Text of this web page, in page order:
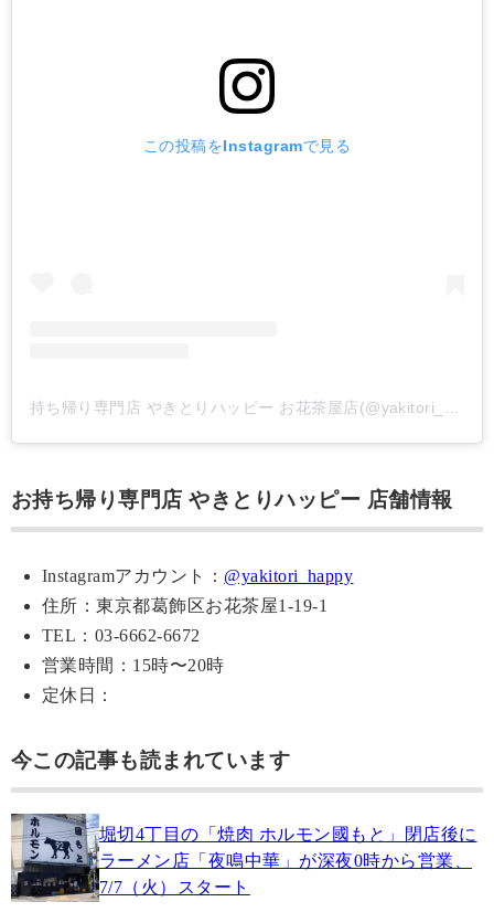
この投稿をInstagramで見る
持ち帰り専門店 やきとりハッピー お花茶屋店(@yakitori_happy)がシェアした投稿
お持ち帰り専門店 やきとりハッピー 店舗情報
Instagramアカウント： @yakitori_happy
住所：東京都葛飾区お花茶屋1-19-1
TEL：03-6662-6672
営業時間：15時〜20時
定休日：
今この記事も読まれています
堀切4丁目の「焼肉 ホルモン國もと」閉店後に
ラーメン店「夜鳴中華」が深夜0時から営業、
7/7（火）スタート